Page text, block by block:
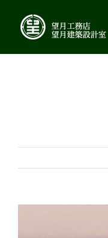
content